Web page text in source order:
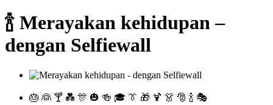
🍾 Merayakan kehidupan –
dengan Selfiewall
🎂 👰 🍸 💑 🎊 🎃 🍻 🎓 👔 🎁 🍹 👗 🎅 🍾 🎭